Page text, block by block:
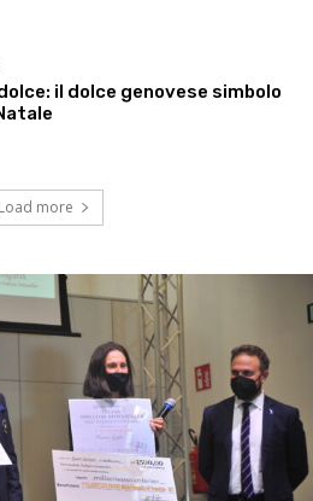
il dolce genovese simbolo
Load more